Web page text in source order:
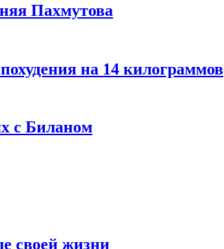
Пахмутова
на 14 килограммов
с Биланом
своей жизни